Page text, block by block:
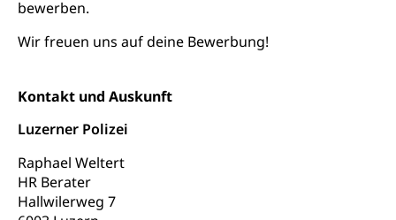
bewerben.
Wir freuen uns auf deine Bewerbung!
Kontakt und Auskunft
Luzerner Polizei
Raphael Weltert
HR Berater
Hallwilerweg 7
Schuldienste
Schulliste
Heilpädagogische Schulen
Freiwilliger Schulsport
swissuniversities
Fachstelle Hochschulbildung
Vorschule
Kindertagesstätte, Spielgruppe, Tagesmutter,
Freiwilliges Kindergarten Jahr
Freiwilliges Kindergarten Jahr
Gesundheit und Soziales